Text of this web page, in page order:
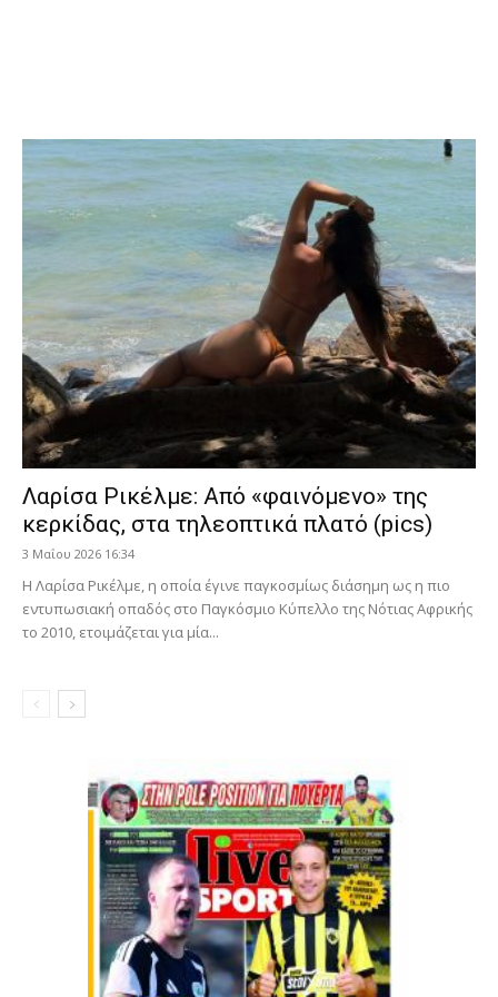
Λαρίσα Ρικέλμε: Από «φαινόμενο» της
κερκίδας, στα τηλεοπτικά πλατό (pics)
3 Μαΐου 2026 16:34
Η Λαρίσα Ρικέλμε, η οποία έγινε παγκοσμίως διάσημη ως η πιο
εντυπωσιακή οπαδός στο Παγκόσμιο Κύπελλο της Νότιας Αφρικής
το 2010, ετοιμάζεται για μία...